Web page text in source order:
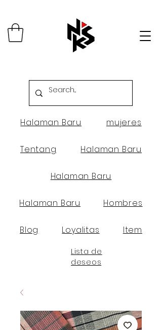
Halaman Baru mujeres
Tentang Halaman Baru
Halaman Baru
Halaman Baru Hombres
Blog Loyalitas Item
Lista de
deseos